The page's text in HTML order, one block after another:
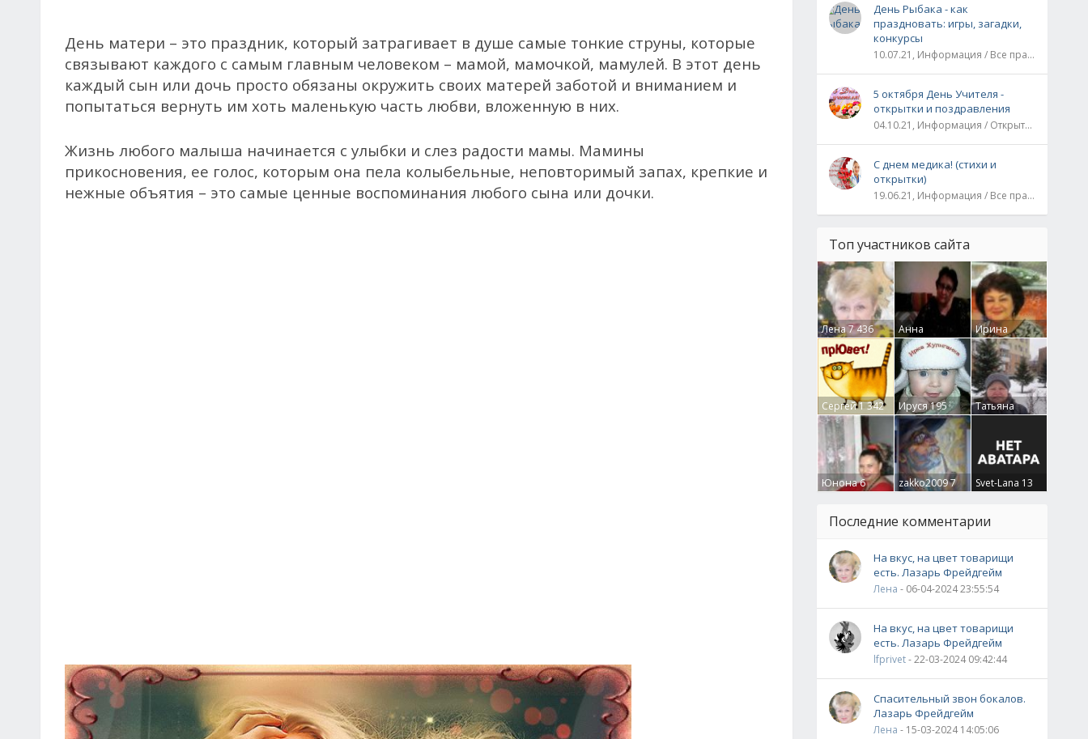
День матери – это праздник, который затрагивает в душе самые тонкие струны, которые
связывают каждого с самым главным человеком – мамой, мамочкой, мамулей. В этот день
каждый сын или дочь просто обязаны окружить своих матерей заботой и вниманием и
попытаться вернуть им хоть маленькую часть любви, вложенную в них.
Жизнь любого малыша начинается с улыбки и слез радости мамы. Мамины
прикосновения, ее голос, которым она пела колыбельные, неповторимый запах, крепкие и
нежные объятия – это самые ценные воспоминания любого сына или дочки.
День Рыбака - как
праздновать: игры, загадки,
конкурсы
10.07.21, Информация / Все праздники
5 октября День Учителя -
открытки и поздравления
04.10.21, Информация / Открытки / Все праздники
С днем медика! (стихи и
открытки)
19.06.21, Информация / Все праздники
Топ участников сайта
Лена7 436
Анна
Гумлевая0
Ирина
Бруцкая41
Сергей1 342 Ируся195
Татьяна
Крючкова0
Юнона6 zakko20097 Svet-Lana 13
Последние комментарии
На вкус, на цвет товарищи
есть. Лазарь Фрейдгейм
Лена - 06-04-2024 23:55:54
На вкус, на цвет товарищи
есть. Лазарь Фрейдгейм
lfprivet- 22-03-2024 09:42:44
Спасительный звон бокалов.
Лазарь Фрейдгейм
Лена - 15-03-2024 14:05:06